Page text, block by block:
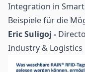
Integration in
Beispiele für die
Eric Suligoj -
Industry & Logistics